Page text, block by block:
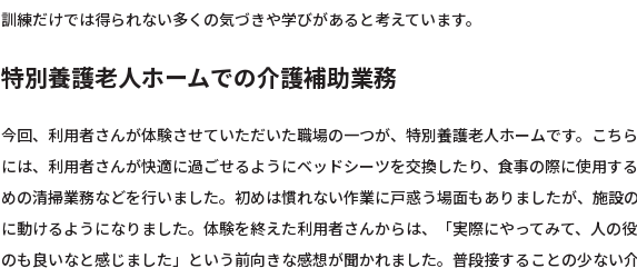
訓練だけでは得られない多くの気づきや学びがあると考えています。
特別養護老人ホームでの介護補助業務
今回、利用者さんが体験させていただいた職場の一つが、特別養護老人ホームです。こ
には、利用者さんが快適に過ごせるようにベッドシーツを交換したり、食事の際に使用す
めの清掃業務などを行いました。初めは慣れない作業に戸惑う場面もありましたが、施設
に動けるようになりました。体験を終えた利用者さんからは、「実際にやってみて、人の
のも良いなと感じました」という前向きな感想が聞かれました。普段接することの少な